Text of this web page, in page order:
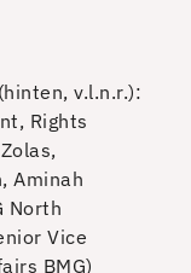
v.l.n.r.):
Rights
Aminah
North
Vice
BMG)